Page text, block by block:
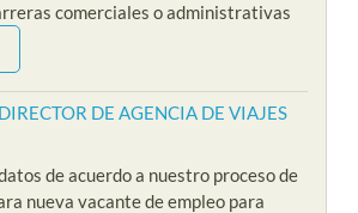
comerciales o administrativas
DE AGENCIA DE VIAJES
de acuerdo a nuestro proceso de
nueva vacante de empleo para